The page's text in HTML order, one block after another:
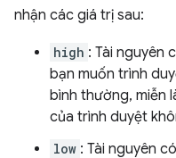
nhận các giá trị sau:
high : Tài nguyên
bạn muốn trình
bình thường, miễn
của trình duyệt
low : Tài nguyên